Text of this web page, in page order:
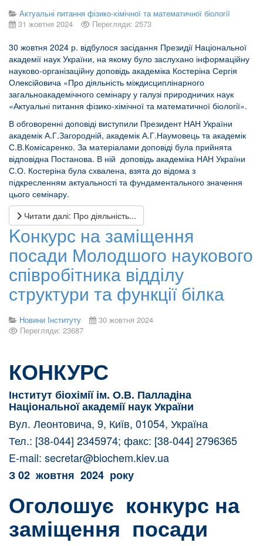
Актуальні питання фізико-хімічної та математичної біології
31 жовтня 2024
Перегляди: 2573
30 жовтня 2024 р. відбулося засідання Президії Національної
академії наук України, на якому було заслухано інформаційну
науково-організаційну доповідь академіка Костеріна Сергія
Олексійовича «Про діяльність міждисциплінарного
загальноакадемічного семінару у галузі природничих наук
«Актуальні питання фізико-хімічної та математичної біології».
В обговоренні доповіді виступили Президент НАН України
академік А.Г.Загородній, академік А.Г.Наумовець та академік
С.В.Комісаренко. За матеріалами доповіді була прийнята
відповідна Постанова. В ній доповідь академіка НАН України
С.О. Костеріна була схвалена, взята до відома з
підкресленням актуальності та фундаментального значення
цього семінару.
Читати далі: Про діяльність...
Kонкурс на заміщення
посади Молодшого наукового
співробітника відділу
структури та функції білка
Новини Інституту
30 жовтня 2024
Перегляди: 23687
КОНКУРС
Інститут біохімії ім. О.В. Палладіна
Національної академії наук України
Вул. Леонтовича, 9, Київ, 01054, Україна
Тел.: [38-044] 2345974; факс: [38-044] 2796365
E-mail: secretar@biochem.kiev.ua
З 02 жовтня 2024 року
Оголошує конкурс на
заміщення посади